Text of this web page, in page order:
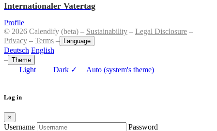
Internationaler Vatertag
Profile
© 2026 Calendify (beta) – Sustainability – Legal Disclosure –
Privacy – Terms – Language
Deutsch English
– Theme
Light Dark ✓ Auto (system's theme)
Log in
×
Username Password